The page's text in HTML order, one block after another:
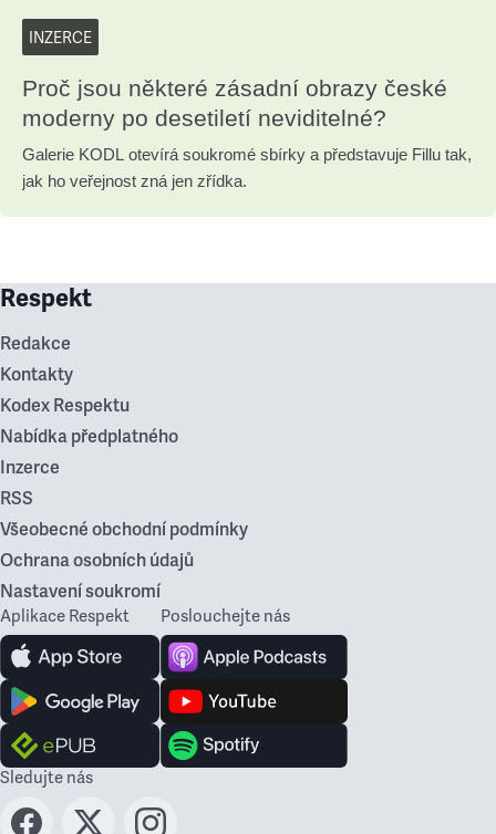
INZERCE
Proč jsou některé zásadní obrazy české
moderny po desetiletí neviditelné?
Galerie KODL otevírá soukromé sbírky a představuje Fillu tak,
jak ho veřejnost zná jen zřídka.
Respekt
Redakce
Kontakty
Kodex Respektu
Nabídka předplatného
Inzerce
RSS
Všeobecné obchodní podmínky
Ochrana osobních údajů
Nastavení soukromí
Aplikace Respekt Poslouchejte nás
Sledujte nás